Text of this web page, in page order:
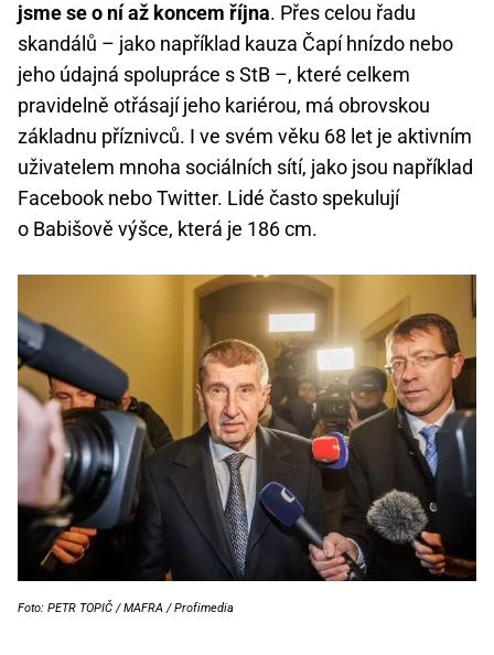
jsme se o ní až koncem října. Přes celou řadu
skandálů – jako například kauza Čapí hnízdo nebo
jeho údajná spolupráce s StB –, které celkem
pravidelně otřásají jeho kariérou, má obrovskou
základnu příznivců. I ve svém věku 68 let je aktivním
uživatelem mnoha sociálních sítí, jako jsou například
Facebook nebo Twitter. Lidé často spekulují
o Babišově výšce, která je 186 cm.
Foto: PETR TOPIČ / MAFRA / Profimedia